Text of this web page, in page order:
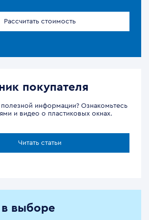
Рассчитать стоимость
покупателя
информации? Ознакомьтесь
и видео о пластиковых окнах.
Читать статьи
выборе